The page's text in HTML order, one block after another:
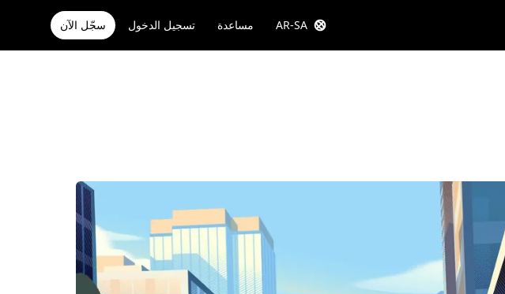
AR-SA مساعدة تسجيل الدخول سجّل الآن